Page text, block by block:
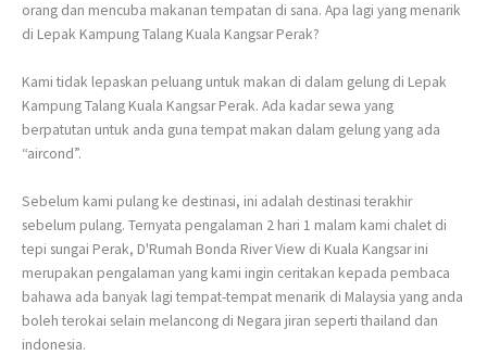
orang dan mencuba makanan tempatan di sana. Apa lagi yang menarik
di Lepak Kampung Talang Kuala Kangsar Perak?
Kami tidak lepaskan peluang untuk makan di dalam gelung di Lepak
Kampung Talang Kuala Kangsar Perak. Ada kadar sewa yang
berpatutan untuk anda guna tempat makan dalam gelung yang ada
“aircond”.
Sebelum kami pulang ke destinasi, ini adalah destinasi terakhir
sebelum pulang. Ternyata pengalaman 2 hari 1 malam kami chalet di
tepi sungai Perak, D'Rumah Bonda River View di Kuala Kangsar ini
merupakan pengalaman yang kami ingin ceritakan kepada pembaca
bahawa ada banyak lagi tempat-tempat menarik di Malaysia yang anda
boleh terokai selain melancong di Negara jiran seperti thailand dan
indonesia.